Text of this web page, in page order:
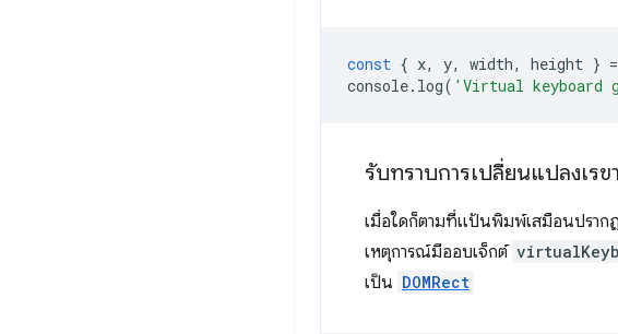
const { x, y, width, height } =
console. log( 'Virtual keyboard
รับทราบการเปลี่ยนแปลงเร
เมื่อใดก็ตามที่แป้นพิมพ์เสมือนปราก
เหตุการณ์มีออบเจ็กต์
เป็น DOMRect